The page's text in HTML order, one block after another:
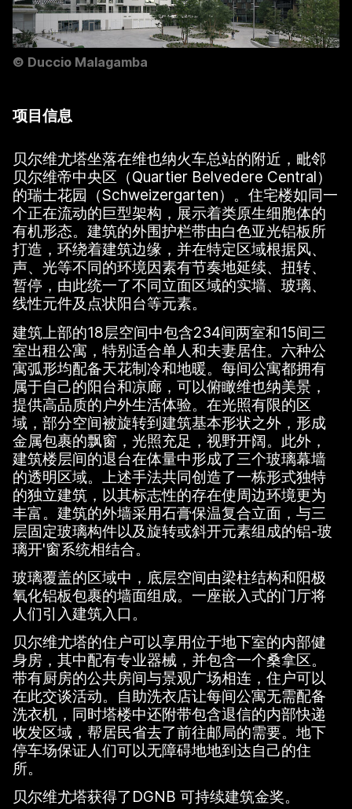
© Duccio Malagamba
项目信息
贝尔维尤塔坐落在维也纳火车总站的附近，毗邻
贝尔维帝中央区（Quartier Belvedere Central）
的瑞士花园（Schweizergarten）。住宅楼如同一
个正在流动的巨型架构，展示着类原生细胞体的
有机形态。建筑的外围护栏带由白色亚光铝板所
打造，环绕着建筑边缘，并在特定区域根据风、
声、光等不同的环境因素有节奏地延续、扭转、
暂停，由此统一了不同立面区域的实墙、玻璃、
线性元件及点状阳台等元素。
建筑上部的18层空间中包含234间两室和15间三
室出租公寓，特别适合单人和夫妻居住。六种公
寓弧形均配备天花制冷和地暖。每间公寓都拥有
属于自己的阳台和凉廊，可以俯瞰维也纳美景，
提供高品质的户外生活体验。在光照有限的区
域，部分空间被旋转到建筑基本形状之外，形成
金属包裹的飘窗，光照充足，视野开阔。此外，
建筑楼层间的退台在体量中形成了三个玻璃幕墙
的透明区域。上述手法共同创造了一栋形式独特
的独立建筑，以其标志性的存在使周边环境更为
丰富。建筑的外墙采用石膏保温复合立面，与三
层固定玻璃构件以及旋转或斜开元素组成的铝-玻
璃开'窗系统相结合。
玻璃覆盖的区域中，底层空间由梁柱结构和阳极
氧化铝板包裹的墙面组成。一座嵌入式的门厅将
人们引入建筑入口。
贝尔维尤塔的住户可以享用位于地下室的内部健
身房，其中配有专业器械，并包含一个桑拿区。
带有厨房的公共房间与景观广场相连，住户可以
在此交谈活动。自助洗衣店让每间公寓无需配备
洗衣机，同时塔楼中还附带包含退信的内部快递
收发区域，帮居民省去了前往邮局的需要。地下
停车场保证人们可以无障碍地地到达自己的住
所。
贝尔维尤塔获得了DGNB 可持续建筑金奖。